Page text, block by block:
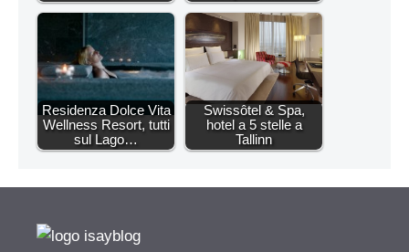
Residenza Dolce Vita
Wellness Resort, tutti
sul Lago…
Swissôtel & Spa,
hotel a 5 stelle a
Tallinn